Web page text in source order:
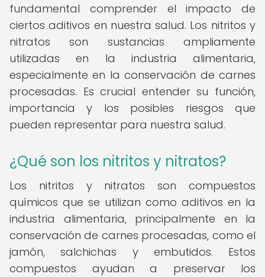
fundamental comprender el impacto de
ciertos aditivos en nuestra salud. Los nitritos y
nitratos son sustancias ampliamente
utilizadas en la industria alimentaria,
especialmente en la conservación de carnes
procesadas. Es crucial entender su función,
importancia y los posibles riesgos que
pueden representar para nuestra salud.
¿Qué son los nitritos y nitratos?
Los nitritos y nitratos son compuestos
químicos que se utilizan como aditivos en la
industria alimentaria, principalmente en la
conservación de carnes procesadas, como el
jamón, salchichas y embutidos. Estos
compuestos ayudan a preservar los